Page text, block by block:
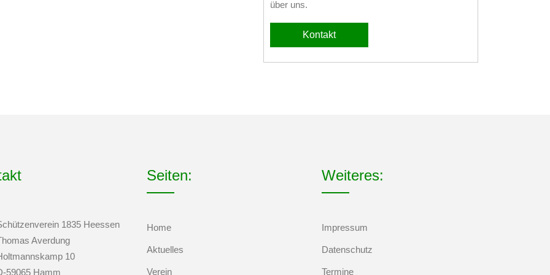
über uns.
Kontakt
1835 Heessen
Averdung
10
59065 Hamm
Seiten:
Home
Aktuelles
Verein
Weiteres:
Impressum
Datenschutz
Termine